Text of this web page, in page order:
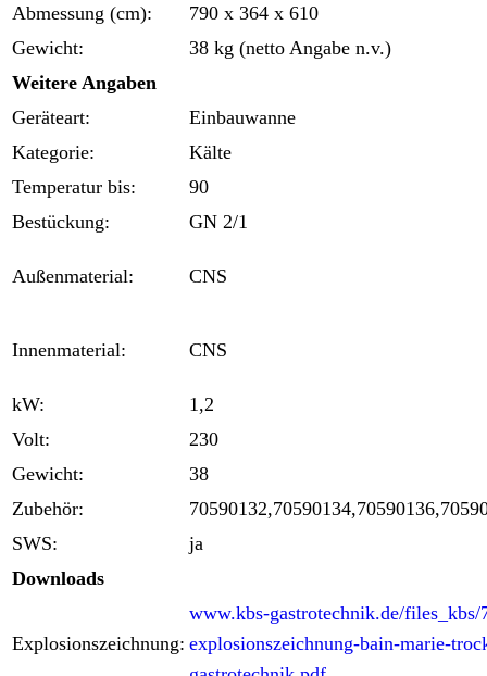
Abmessung (cm):
790 x 364 x 610
Gewicht:
38 kg (netto Angabe n.v.)
Weitere Angaben
Geräteart:
Einbauwanne
Kategorie:
Kälte
Temperatur bis:
90
Bestückung:
GN 2/1
Außenmaterial: CNS
Innenmaterial: CNS
kW:
1,2
Volt:
230
Gewicht:
38
Zubehör:
SWS:
ja
Downloads
Explosionszeichnung:
www.kbs-gastrotechnik.de/files_kbs/
explosionszeichnung-bain-marie-